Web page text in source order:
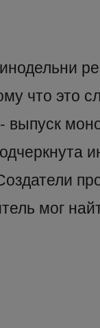
что это
выпуск
мог